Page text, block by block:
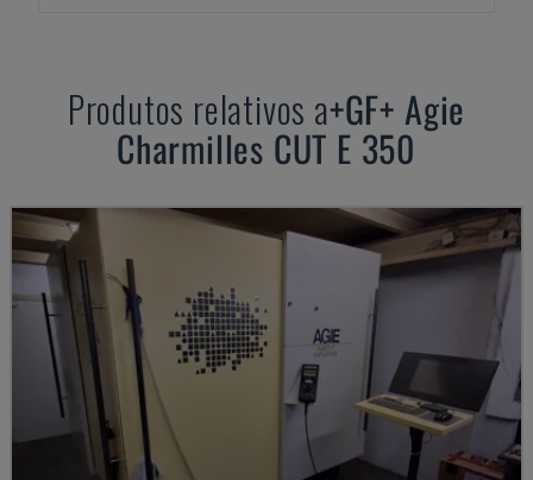
Produtos relativos a+GF+ Agie
Charmilles CUT E 350